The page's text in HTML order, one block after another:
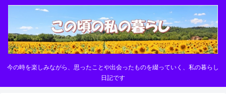
今の時を楽しみながら、思ったことや出会ったものを綴っていく、私の暮らし
日記です